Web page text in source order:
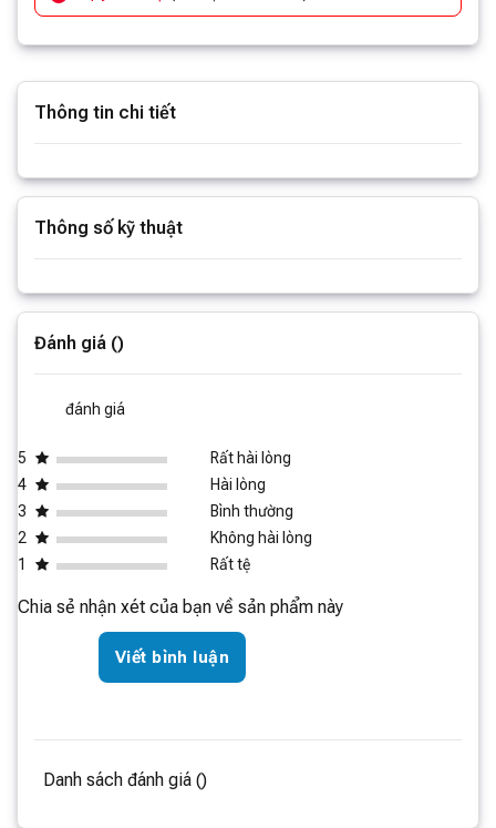
Thông tin chi tiết
Thông số kỹ thuật
Đánh giá ()
đánh giá
5
Rất hài lòng
4
Hài lòng
3
Bình thường
2
Không hài lòng
1
Rất tệ
Chia sẻ nhận xét của bạn về sản phẩm này
Viết bình luận
Danh sách đánh giá ()